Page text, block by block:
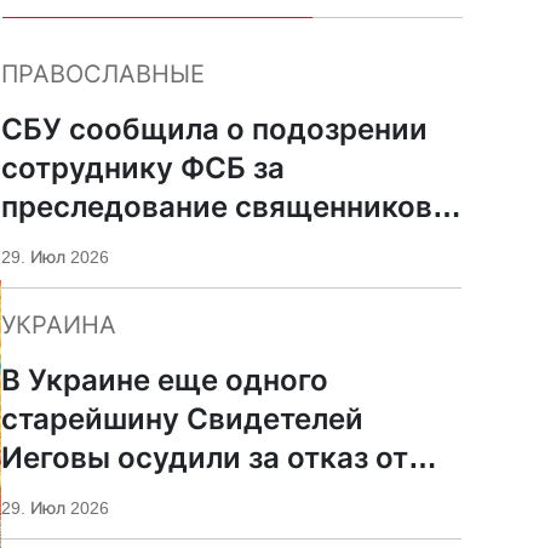
ПРАВОСЛАВНЫЕ
СБУ сообщила о подозрении
сотруднику ФСБ за
преследование священников
ПЦУ
29. Июл 2026
УКРАИНА
В Украине еще одного
старейшину Свидетелей
Иеговы осудили за отказ от
мобилизации
29. Июл 2026